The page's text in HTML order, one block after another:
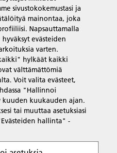
sivustokokemustasi ja
mainontaa, joka
Napsauttamalla
evästeiden
varten.
hylkäät kaikki
välttämättömiä
Voit valita evästeet,
"Hallinnoi
kuuden kuukauden ajan.
tai muuttaa asetuksiasi
hallinta" -